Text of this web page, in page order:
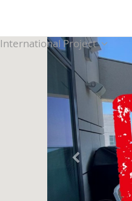
International Project